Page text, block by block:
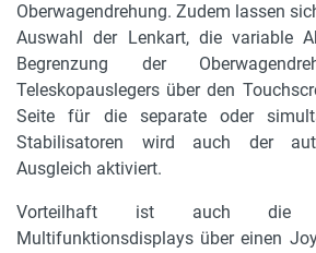
Oberwagendrehung. Zudem lassen
Auswahl der Lenkart, die variable
Begrenzung der
Teleskopauslegers über den
Seite für die separate oder
Stabilisatoren wird auch der
Ausgleich aktiviert.
Vorteilhaft ist auch die
Multifunktionsdisplays über einen